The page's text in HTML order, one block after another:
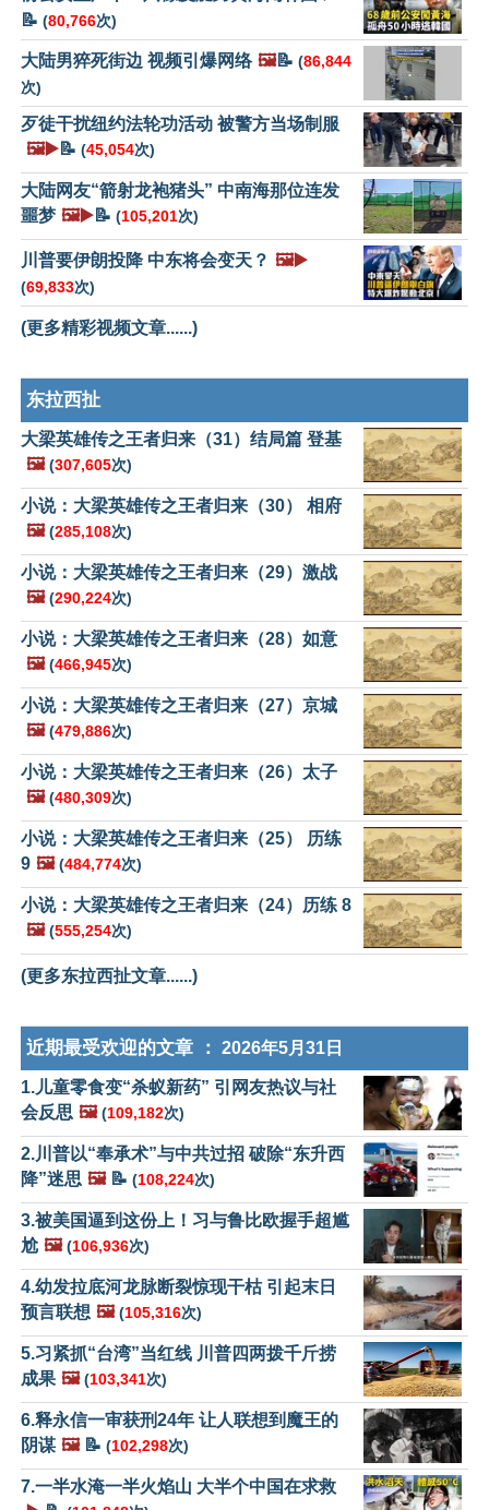
📝 (80,766次)
大陆男猝死街边 视频引爆网络 🖼️📝 (86,844
次)
歹徒干扰纽约法轮功活动 被警方当场制服
🖼️▶️📝 (45,054次)
大陆网友“箭射龙袍猪头” 中南海那位连发
噩梦 🖼️▶️📝 (105,201次)
川普要伊朗投降 中东将会变天？ 🖼️▶️
(69,833次)
(更多精彩视频文章......)
东拉西扯
大梁英雄传之王者归来（31）结局篇 登基
🖼️ (307,605次)
小说：大梁英雄传之王者归来（30） 相府
🖼️ (285,108次)
小说：大梁英雄传之王者归来（29）激战
🖼️ (290,224次)
小说：大梁英雄传之王者归来（28）如意
🖼️ (466,945次)
小说：大梁英雄传之王者归来（27）京城
🖼️ (479,886次)
小说：大梁英雄传之王者归来（26）太子
🖼️ (480,309次)
小说：大梁英雄传之王者归来（25） 历练
9 🖼️ (484,774次)
小说：大梁英雄传之王者归来（24）历练 8
🖼️ (555,254次)
(更多东拉西扯文章......)
近期最受欢迎的文章 ： 2026年5月31日
1.儿童零食变“杀蚁新药” 引网友热议与社
会反思 🖼️ (109,182次)
2.川普以“奉承术”与中共过招 破除“东升西
降”迷思 🖼️📝 (108,224次)
3.被美国逼到这份上！习与鲁比欧握手超尴
尬 🖼️ (106,936次)
4.幼发拉底河龙脉断裂惊现干枯 引起末日
预言联想 🖼️ (105,316次)
5.习紧抓“台湾”当红线 川普四两拨千斤捞
成果 🖼️ (103,341次)
6.释永信一审获刑24年 让人联想到魔王的
阴谋 🖼️📝 (102,298次)
7.一半水淹一半火焰山 大半个中国在求救